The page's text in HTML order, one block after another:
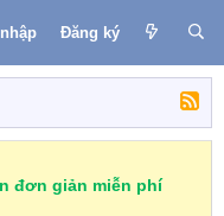
Đăng ký
đơn giản miễn phí